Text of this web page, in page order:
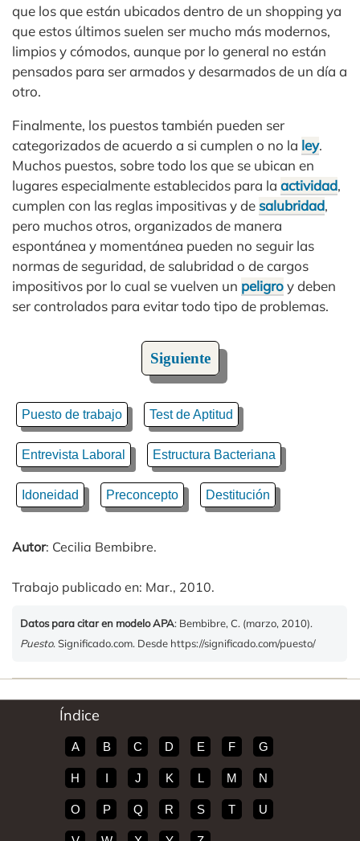
que los que están ubicados dentro de un shopping ya
que estos últimos suelen ser mucho más modernos,
limpios y cómodos, aunque por lo general no están
pensados para ser armados y desarmados de un día a
otro.
Finalmente, los puestos también pueden ser
categorizados de acuerdo a si cumplen o no la ley.
Muchos puestos, sobre todo los que se ubican en
lugares especialmente establecidos para la actividad,
cumplen con las reglas impositivas y de salubridad,
pero muchos otros, organizados de manera
espontánea y momentánea pueden no seguir las
normas de seguridad, de salubridad o de cargos
impositivos por lo cual se vuelven un peligroy deben
ser controlados para evitar todo tipo de problemas.
Siguiente
Puesto de trabajo Test de Aptitud
Entrevista Laboral Estructura Bacteriana
Idoneidad Preconcepto Destitución
Autor: Cecilia Bembibre.
Trabajo publicado en: Mar., 2010.
Datos para citar en modelo APA: Bembibre, C. (marzo, 2010).
Puesto. Significado.com. Desde https://significado.com/puesto/
Índice
A B C D E F G
H I J K L M N
O P Q R S T U